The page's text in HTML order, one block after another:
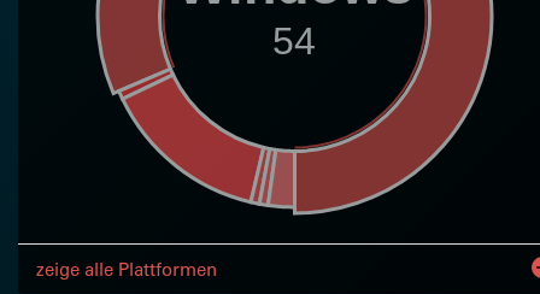
54
zeige alle Plattformen